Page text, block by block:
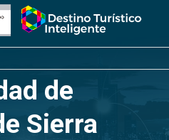
de
Sierra